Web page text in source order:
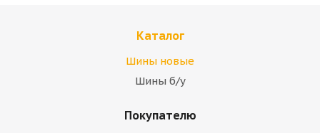
Каталог
Шины новые
Шины б/у
Покупателю